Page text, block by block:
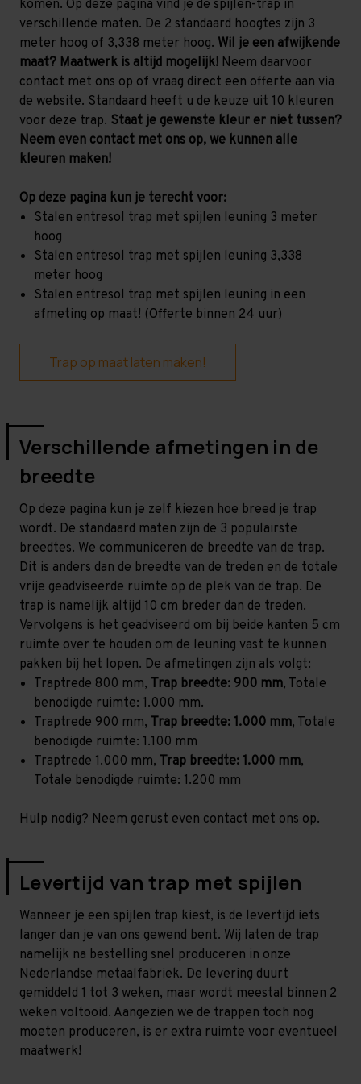
komen. Op deze pagina vind je de spijlen-trap in
verschillende maten. De 2 standaard hoogtes zijn 3
meter hoog of 3,338 meter hoog. Wil je een afwijkende
maat? Maatwerk is altijd mogelijk! Neem daarvoor
contact met ons op of vraag direct een offerte aan via
de website. Standaard heeft u de keuze uit 10 kleuren
voor deze trap. Staat je gewenste kleur er niet tussen?
Neem even contact met ons op, we kunnen alle
kleuren maken!
Op deze pagina kun je terecht voor:
Stalen entresol trap met spijlen leuning 3 meter
hoog
Stalen entresol trap met spijlen leuning 3,338
meter hoog
Stalen entresol trap met spijlen leuning in een
afmeting op maat! (Offerte binnen 24 uur)
Trap op maat laten maken!
Verschillende afmetingen in de
breedte
Op deze pagina kun je zelf kiezen hoe breed je trap
wordt. De standaard maten zijn de 3 populairste
breedtes. We communiceren de breedte van de trap.
Dit is anders dan de breedte van de treden en de totale
vrije geadviseerde ruimte op de plek van de trap. De
trap is namelijk altijd 10 cm breder dan de treden.
Vervolgens is het geadviseerd om bij beide kanten 5 cm
ruimte over te houden om de leuning vast te kunnen
pakken bij het lopen. De afmetingen zijn als volgt:
Traptrede 800 mm, Trap breedte: 900 mm, Totale
benodigde ruimte: 1.000 mm.
Traptrede 900 mm, Trap breedte: 1.000 mm, Totale
benodigde ruimte: 1.100 mm
Traptrede 1.000 mm, Trap breedte: 1.000 mm,
Totale benodigde ruimte: 1.200 mm
Hulp nodig? Neem gerust even contact met ons op.
Levertijd van trap met spijlen
Wanneer je een spijlen trap kiest, is de levertijd iets
langer dan je van ons gewend bent. Wij laten de trap
namelijk na bestelling snel produceren in onze
Nederlandse metaalfabriek. De levering duurt
gemiddeld 1 tot 3 weken, maar wordt meestal binnen 2
weken voltooid. Aangezien we de trappen toch nog
moeten produceren, is er extra ruimte voor eventueel
maatwerk!